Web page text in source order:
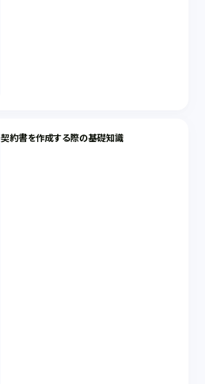
契約書を作成する際の基礎知識